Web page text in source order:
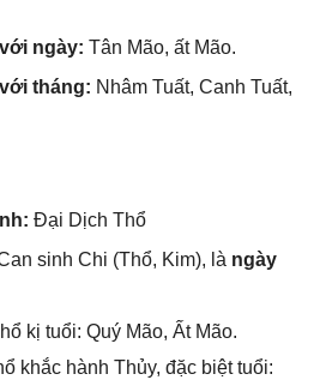
ngày: Tân Mão, ất Mão.
tháng: Nhâm Tuất, Canh Tuất,
Đại Dịch Thổ
ѕinh Chi (Thổ, Kim), là ngày
kị tuổi: Quý Mão, Ất Mão.
khắc hành Thủy, đặc biệt tuổi: